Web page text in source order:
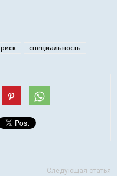
риск специальность
Следующая статья